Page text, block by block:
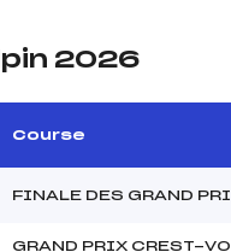
2026
Course
FINALE DES GRAND
GRAND PRIX CREST-